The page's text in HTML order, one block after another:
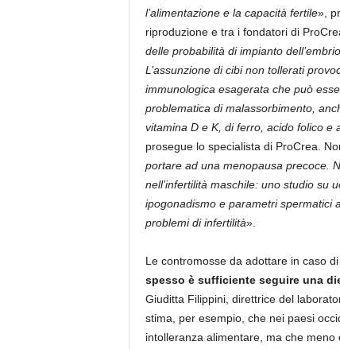
l’alimentazione e la capacità fertile»,
riproduzione e tra i fondatori di
delle probabilità di impianto
L’assunzione di cibi non tollerati
immunologica esagerata che può
problematica di malassorbimento,
vitamina D e K, di ferro, acido folico e
prosegue lo specialista di ProCrea.
portare ad una menopausa precoce.
nell’infertilità maschile: uno studio su
ipogonadismo e parametri spermatici
problemi di infertilità».
Le contromosse da adottare in caso
spesso è sufficiente seguire una
Giuditta Filippini, direttrice del
stima, per esempio, che nei paesi
intolleranza alimentare, ma che